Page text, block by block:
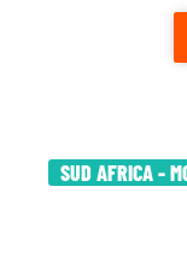
SUD AFRICA -